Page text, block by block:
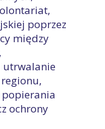
poprzez
między
utrwalanie
popierania
ochrony